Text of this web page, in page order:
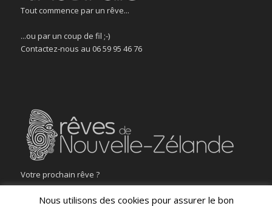
Tout commence par un rêve...
...ou par un coup de fil ;-)
Contactez-nous au 06 59 95 46 76
Votre prochain rêve ?
Nous utilisons des cookies pour assurer le bon